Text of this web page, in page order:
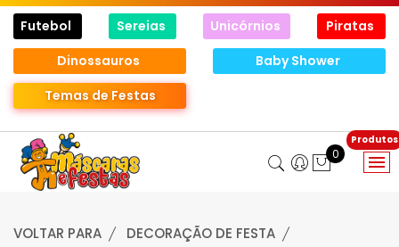
Futebol Sereias Unicórnios
Piratas
Dinossauros
Baby Shower
Temas de Festas
0
VOLTAR PARA
DECORAÇÃO DE FESTA